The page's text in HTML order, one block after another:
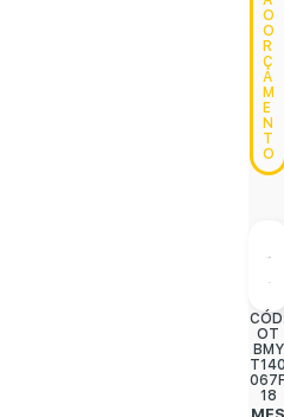
O
O
R
Ç
A
M
E
N
T
O
OT
BMY
18